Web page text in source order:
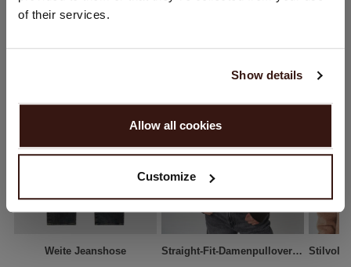
of their services.
Show details
Allow all cookies
Customize
DAS KÖNNTE IHNEN AUCH GEFALLEN
Weite Jeanshose Straight-Fit-Damenpullover Aus Bio-Kaschmir Mit Rundhalsausschnitt
WEITER